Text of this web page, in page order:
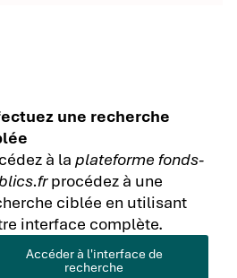
une recherche
à laplateforme fonds-
procédez à une
ciblée en utilisant
interface complète.
Accéder à l'interface de
recherche